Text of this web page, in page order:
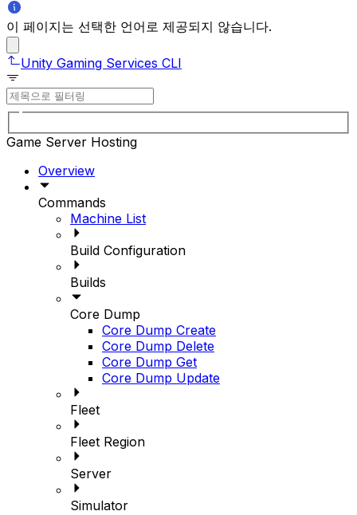
이 페이지는 선택한 언어로 제공되지 않습니다.
Unity Gaming Services CLI
Game Server Hosting
Overview
Commands
Machine List
Build Configuration
Builds
Core Dump
Core Dump Create
Core Dump Delete
Core Dump Get
Core Dump Update
Fleet
Fleet Region
Server
Simulator